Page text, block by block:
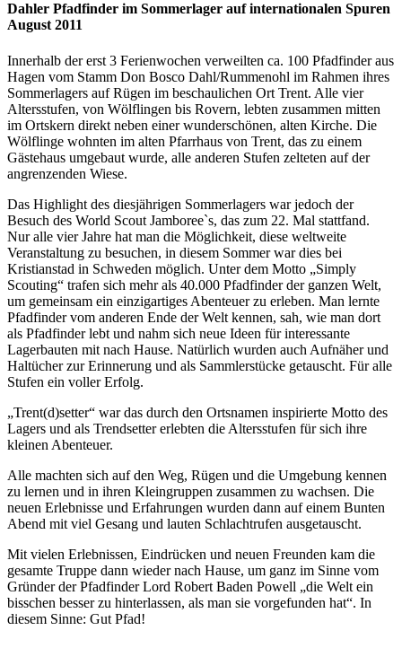
Dahler Pfadfinder im Sommerlager auf internationalen Spuren
August 2011
Innerhalb der erst 3 Ferienwochen verweilten ca. 100 Pfadfinder aus
Hagen vom Stamm Don Bosco Dahl/Rummenohl im Rahmen ihres
Sommerlagers auf Rügen im beschaulichen Ort Trent. Alle vier
Altersstufen, von Wölflingen bis Rovern, lebten zusammen mitten
im Ortskern direkt neben einer wunderschönen, alten Kirche. Die
Wölflinge wohnten im alten Pfarrhaus von Trent, das zu einem
Gästehaus umgebaut wurde, alle anderen Stufen zelteten auf der
angrenzenden Wiese.
Das Highlight des diesjährigen Sommerlagers war jedoch der
Besuch des World Scout Jamboree`s, das zum 22. Mal stattfand.
Nur alle vier Jahre hat man die Möglichkeit, diese weltweite
Veranstaltung zu besuchen, in diesem Sommer war dies bei
Kristianstad in Schweden möglich. Unter dem Motto „Simply
Scouting“ trafen sich mehr als 40.000 Pfadfinder der ganzen Welt,
um gemeinsam ein einzigartiges Abenteuer zu erleben. Man lernte
Pfadfinder vom anderen Ende der Welt kennen, sah, wie man dort
als Pfadfinder lebt und nahm sich neue Ideen für interessante
Lagerbauten mit nach Hause. Natürlich wurden auch Aufnäher und
Haltücher zur Erinnerung und als Sammlerstücke getauscht. Für alle
Stufen ein voller Erfolg.
„Trent(d)setter“ war das durch den Ortsnamen inspirierte Motto des
Lagers und als Trendsetter erlebten die Altersstufen für sich ihre
kleinen Abenteuer.
Alle machten sich auf den Weg, Rügen und die Umgebung kennen
zu lernen und in ihren Kleingruppen zusammen zu wachsen. Die
neuen Erlebnisse und Erfahrungen wurden dann auf einem Bunten
Abend mit viel Gesang und lauten Schlachtrufen ausgetauscht.
Mit vielen Erlebnissen, Eindrücken und neuen Freunden kam die
gesamte Truppe dann wieder nach Hause, um ganz im Sinne vom
Gründer der Pfadfinder Lord Robert Baden Powell „die Welt ein
bisschen besser zu hinterlassen, als man sie vorgefunden hat“. In
diesem Sinne: Gut Pfad!